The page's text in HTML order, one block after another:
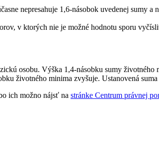
nepresahuje 1,6-násobok uvedenej sumy
v ktorých nie je možné hodnotu sporu
osobu. Výška 1,4-násobku sumy
životného minima zvyšuje. Ustanovená
ich možno nájsť na stránke Centrum právnej